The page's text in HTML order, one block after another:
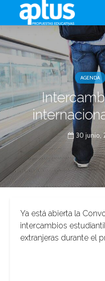
AGENDA
30 junio,
Ya está abierta la
intercambios
extranjeras durante el